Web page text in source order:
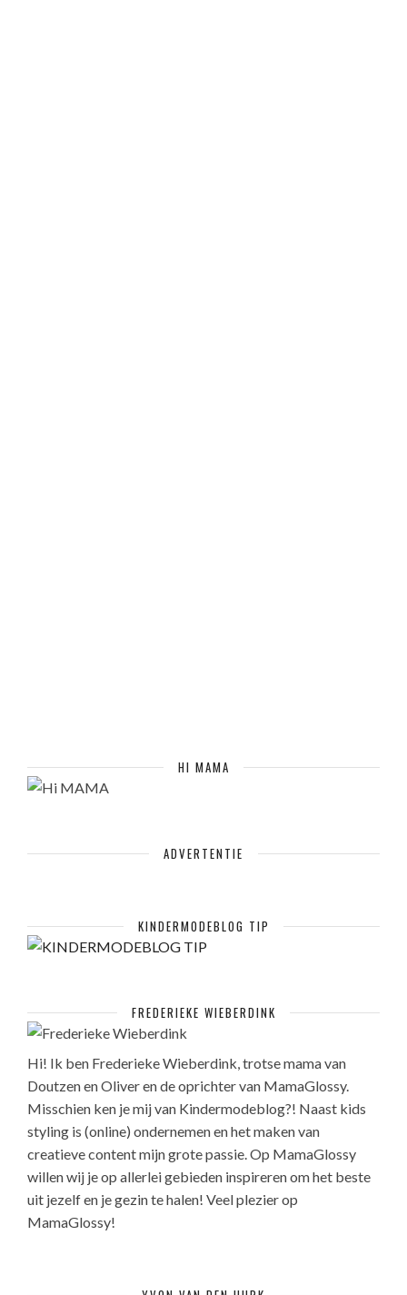
HI MAMA
ADVERTENTIE
KINDERMODEBLOG TIP
FREDERIEKE WIEBERDINK
Hi! Ik ben Frederieke Wieberdink, trotse mama van
Doutzen en Oliver en de oprichter van MamaGlossy.
Misschien ken je mij van Kindermodeblog?! Naast kids
styling is (online) ondernemen en het maken van
creatieve content mijn grote passie. Op MamaGlossy
willen wij je op allerlei gebieden inspireren om het beste
uit jezelf en je gezin te halen! Veel plezier op
MamaGlossy!